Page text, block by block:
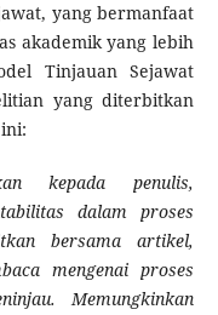
yang bermanfaat
akademik yang lebih
Tinjauan Sejawat
yang diterbitkan
kepada penulis,
dalam proses
bersama artikel,
mengenai proses
Memungkinkan